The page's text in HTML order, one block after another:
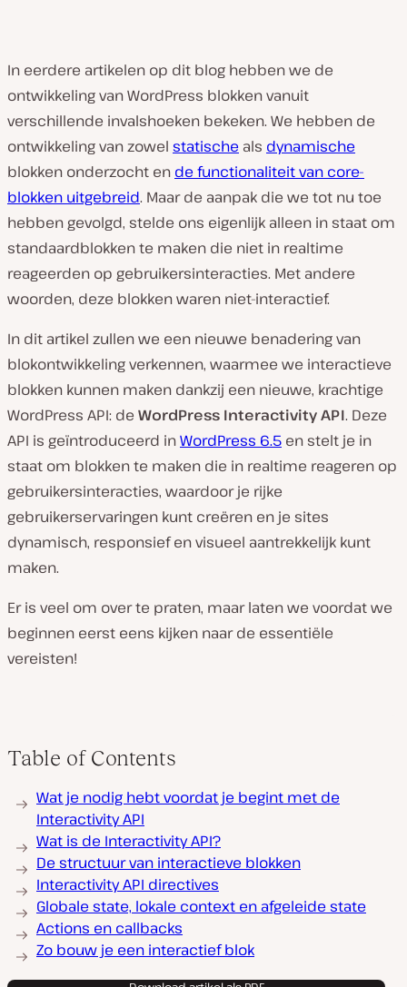
In eerdere artikelen op dit blog hebben we de
ontwikkeling van WordPress blokken vanuit
verschillende invalshoeken bekeken. We hebben de
ontwikkeling van zowel statische als dynamische
blokken onderzocht en de functionaliteit van core-
blokken uitgebreid. Maar de aanpak die we tot nu toe
hebben gevolgd, stelde ons eigenlijk alleen in staat om
standaardblokken te maken die niet in realtime
reageerden op gebruikersinteracties. Met andere
woorden, deze blokken waren niet-interactief.
In dit artikel zullen we een nieuwe benadering van
blokontwikkeling verkennen, waarmee we interactieve
blokken kunnen maken dankzij een nieuwe, krachtige
WordPress API: de WordPress Interactivity API. Deze
API is geïntroduceerd inWordPress 6.5 en stelt je in
staat om blokken te maken die in realtime reageren op
gebruikersinteracties, waardoor je rijke
gebruikerservaringen kunt creëren en je sites
dynamisch, responsief en visueel aantrekkelijk kunt
maken.
Er is veel om over te praten, maar laten we voordat we
beginnen eerst eens kijken naar de essentiële
vereisten!
Table of Contents
Wat je nodig hebt voordat je begint met de
Interactivity API
Wat is de Interactivity API?
De structuur van interactieve blokken
Interactivity API directives
Globale state, lokale context en afgeleide state
Actions en callbacks
Zo bouw je een interactief blok